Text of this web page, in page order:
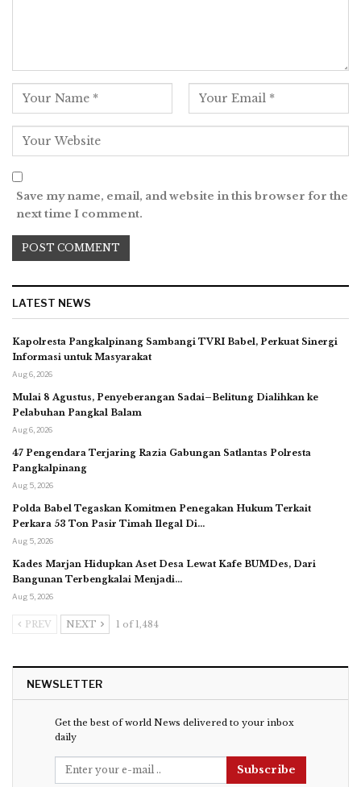
Save my name, email, and website in this browser for the
next time I comment.
LATEST NEWS
Kapolresta Pangkalpinang Sambangi TVRI Babel, Perkuat Sinergi
Informasi untuk Masyarakat
Aug 6, 2026
Mulai 8 Agustus, Penyeberangan Sadai–Belitung Dialihkan ke
Pelabuhan Pangkal Balam
Aug 6, 2026
47 Pengendara Terjaring Razia Gabungan Satlantas Polresta
Pangkalpinang
Aug 5, 2026
Polda Babel Tegaskan Komitmen Penegakan Hukum Terkait
Perkara 53 Ton Pasir Timah Ilegal Di…
Aug 5, 2026
Kades Marjan Hidupkan Aset Desa Lewat Kafe BUMDes, Dari
Bangunan Terbengkalai Menjadi…
Aug 5, 2026
PREV NEXT 1 of 1,484
NEWSLETTER
Get the best of world News delivered to your inbox
daily
Subscribe